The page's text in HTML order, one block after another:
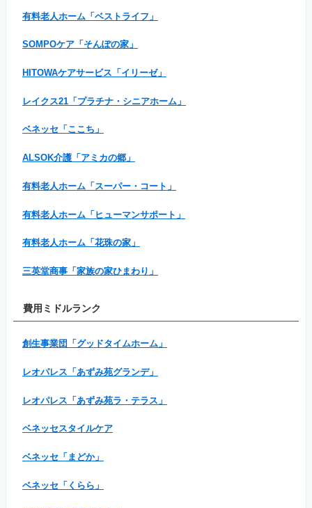
有料老人ホーム「ベストライフ」
SOMPOケア「そんぽの家」
HITOWAケアサービス「イリーゼ」
レイクス21「プラチナ・シニアホーム」
ベネッセ「ここち」
ALSOK介護「アミカの郷」
有料老人ホーム「スーパー・コート」
有料老人ホーム「ヒューマンサポート」
有料老人ホーム「花珠の家」
三英堂商事「家族の家ひまわり」
費用ミドルランク
創生事業団「グッドタイムホーム」
レオパレス「あずみ苑グランデ」
レオパレス「あずみ苑ラ・テラス」
ベネッセスタイルケア
ベネッセ「まどか」
ベネッセ「くらら」